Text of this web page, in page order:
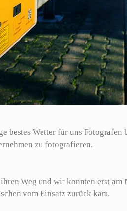
bestes Wetter für uns Fotografen
zu fotografieren.
Weg und wir konnten erst
vom Einsatz zurück kam.